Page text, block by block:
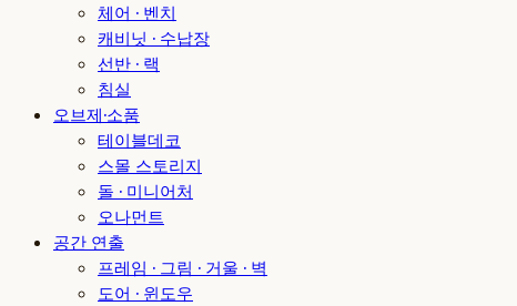
체어 · 벤치
캐비닛 · 수납장
선반 · 랙
침실
오브제·소품
테이블데코
스몰 스토리지
돌 · 미니어처
오나먼트
공간 연출
프레임 · 그림 · 거울 · 벽
도어 · 윈도우